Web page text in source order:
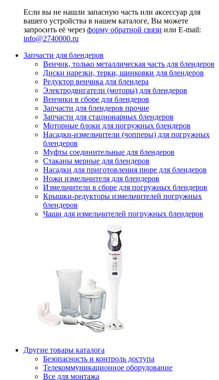
Если вы не нашли запасную часть или аксессуар для
вашего устройства в нашем каталоге, Вы можете
запросить её через форму обратной связи или E-mail:
info@2740000.ru
Запчасти для блендеров
Венчик, только металлическая часть для блендеров
Диски нарезки, терки, шинковки для блендеров
Редуктор венчика для блендера
Электродвигатели (моторы) для блендеров
Венчики в сборе для блендеров
Запчасти для блендеров прочие
Запчасти для стационарных блендеров
Моторные блоки для погружных блендеров
Насадки-измельчители (чопперы) для погружных
блендеров
Муфты соединительные для блендеров
Стаканы мерные для блендеров
Насадки для приготовления пюре для блендеров
Ножи измельчителя для блендеров
Измельчители в сборе для погружных блендеров
Крышки-редукторы измельчителей погружных
блендеров
Чаши для измельчителей погружных блендеров
Другие товары каталога
Безопасность и контроль доступа
Телекоммуникационное оборудование
Все для монтажа